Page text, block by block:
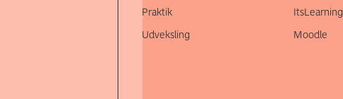
Praktik
Udveksling
ItsLearning
Moodle